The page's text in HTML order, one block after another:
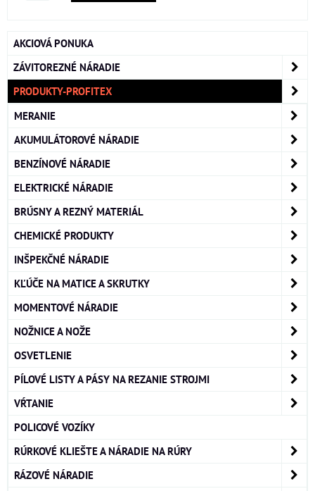
AKCIOVÁ PONUKA
ZÁVITOREZNÉ NÁRADIE
PRODUKTY-PROFITEX
MERANIE
AKUMULÁTOROVÉ NÁRADIE
BENZÍNOVÉ NÁRADIE
ELEKTRICKÉ NÁRADIE
BRÚSNY A REZNÝ MATERIÁL
CHEMICKÉ PRODUKTY
INŠPEKČNÉ NÁRADIE
KĽÚČE NA MATICE A SKRUTKY
MOMENTOVÉ NÁRADIE
NOŽNICE A NOŽE
OSVETLENIE
PÍLOVÉ LISTY A PÁSY NA REZANIE STROJMI
VŔTANIE
POLICOVÉ VOZÍKY
RÚRKOVÉ KLIEŠTE A NÁRADIE NA RÚRY
RÁZOVÉ NÁRADIE